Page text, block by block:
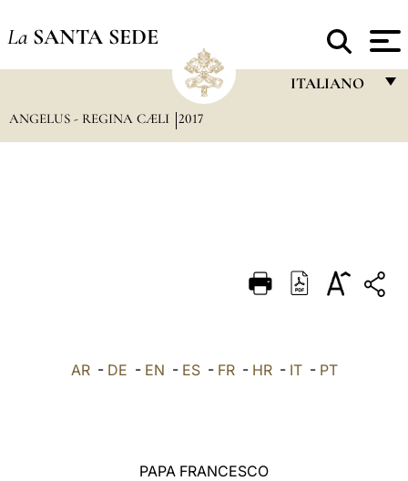
La SANTA SEDE
ITALIANO
DEUTSCH
العربيّة
ANGELUS - REGINA CÆLI 2017
AR- DE - EN - ES- FR- HR- IT- PT
PAPA FRANCESCO